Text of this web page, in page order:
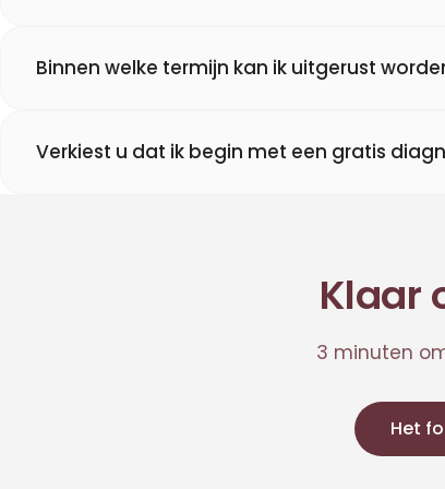
Binnen welke termijn kan ik uitgerust
Verkiest u dat ik begin met een gratis
Klaar
3 minuten
Het